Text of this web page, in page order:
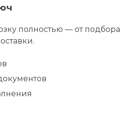
полностью — от подбора